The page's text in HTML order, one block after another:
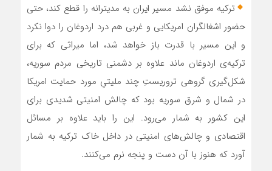
ترکیه موفق نشد مسیر ایران به مدیترانه را قطع کند، حتی
حضور اشغالگران امریکایی و غربی هم درد اردوغان را دوا نکرد
و این مسیر با قدرت باز خواهد شد، اما میراثی که برای
ترکیه‌ی اردوغان ماند علاوه بر دشمنی تاریخی مردم سوریه،
شکل‌گیری گروهی تروریستِ چند ملیتیِ مورد حمایت امریکا
در شمال و شرق سوریه بود که چالش امنیتی شدیدی برای
این کشور به شمار می‌رود. این را باید علاوه بر مسائل
اقتصادی و چالش‌های امنیتی در داخل خاک ترکیه به شمار
آورد که هنوز با آن دست و پنجه نرم می‌کنند.